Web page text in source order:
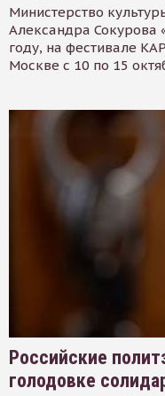
Министерство
Александра Сокурова
году, на фестивале
Москве с 10 по 15
Российские
голодовке